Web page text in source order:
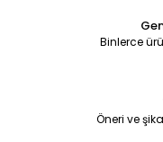
Binlerce
Öneri ve